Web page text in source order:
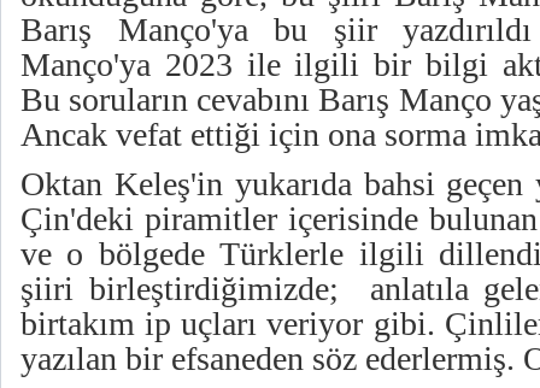
Barış Manço'ya bu şiir
Manço'ya 2023 ile ilgili bir bilgi
Bu soruların cevabını Barış Manço
Ancak vefat ettiği için ona sorma
Oktan Keleş'in yukarıda bahsi geçen
Çin'deki piramitler içerisinde
ve o bölgede Türklerle ilgili
şiiri birleştirdiğimizde; anlatıla
birtakım ip uçları veriyor gibi.
yazılan bir efsaneden söz ederlermiş.